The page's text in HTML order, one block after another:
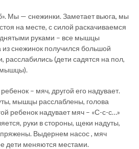
Мы — снежинки. Заметает вьюга, мы
на месте, с силой раскачиваемся
руками – все мышцы
снежинок получился большой
расслабились (дети садятся на пол,
мышцы).
– мяч, другой его надувает.
мышцы расслаблены, голова
ребенок надувает мяч – «С-с-с…»
руки в стороны, щеки надуты,
Выдернем насос , мяч
дети меняются местами.